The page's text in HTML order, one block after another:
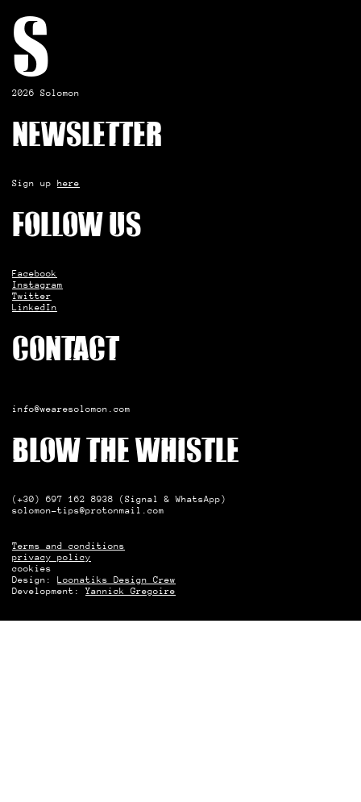
S
2026 Solomon
Newsletter
Sign up here
Follow us
Facebook
Instagram
Twitter
LinkedIn
Contact
info@wearesolomon.com
Blow the whistle
(+30) 697 162 8938 (Signal & WhatsApp)
solomon-tips@protonmail.com
Terms and conditions
privacy policy
cookies
Design:
Loonatiks Design Crew
Development:Yannick Gregoire